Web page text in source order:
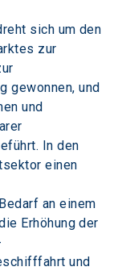
sich um den
zur
gewonnen, und
und
In den
einen
an einem
Erhöhung der
und